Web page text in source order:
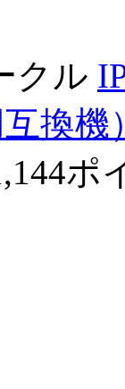
クル
互換
ポ